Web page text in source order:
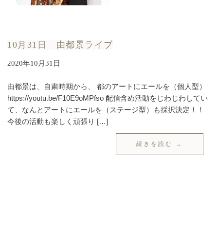
10月31日 由都景ライブ
2020年10月31日
由都景は、自粛時期から、 都のアートにエールを（個人型）
https://youtu.be/F10E9oMPfso 配信含め活動をじわじわしてい
て、なんとアートにエールを（ステージ型）も採択決定！！
今後の活動も楽しく頑張り […]
続きを読む →